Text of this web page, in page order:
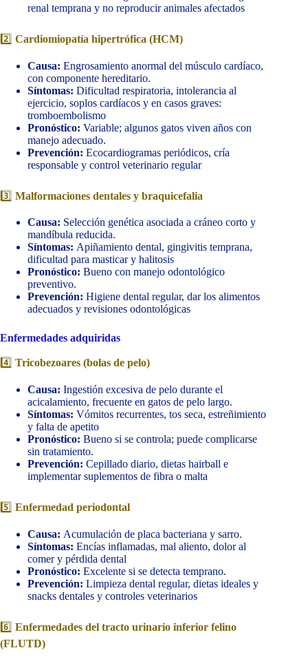
renal temprana y no reproducir animales afectados
2️⃣ Cardiomiopatía hipertrófica (HCM)
Causa: Engrosamiento anormal del músculo cardíaco,
con componente hereditario.
Síntomas: Dificultad respiratoria, intolerancia al
ejercicio, soplos cardíacos y en casos graves:
tromboembolismo
Pronóstico: Variable; algunos gatos viven años con
manejo adecuado.
Prevención: Ecocardiogramas periódicos, cría
responsable y control veterinario regular
3️⃣ Malformaciones dentales y braquicefalia
Causa: Selección genética asociada a cráneo corto y
mandíbula reducida.
Síntomas: Apiñamiento dental, gingivitis temprana,
dificultad para masticar y halitosis
Pronóstico: Bueno con manejo odontológico
preventivo.
Prevención: Higiene dental regular, dar los alimentos
adecuados y revisiones odontológicas
Enfermedades adquiridas
4️⃣ Tricobezoares (bolas de pelo)
Causa: Ingestión excesiva de pelo durante el
acicalamiento, frecuente en gatos de pelo largo.
Síntomas: Vómitos recurrentes, tos seca, estreñimiento
y falta de apetito
Pronóstico: Bueno si se controla; puede complicarse
sin tratamiento.
Prevención: Cepillado diario, dietas hairball e
implementar suplementos de fibra o malta
5️⃣ Enfermedad periodontal
Causa: Acumulación de placa bacteriana y sarro.
Síntomas: Encías inflamadas, mal aliento, dolor al
comer y pérdida dental
Pronóstico: Excelente si se detecta temprano.
Prevención: Limpieza dental regular, dietas ideales y
snacks dentales y controles veterinarios
6️⃣ Enfermedades del tracto urinario inferior felino
(FLUTD)